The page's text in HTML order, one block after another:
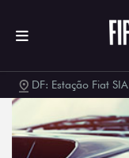
DF: Estação Fiat SIA